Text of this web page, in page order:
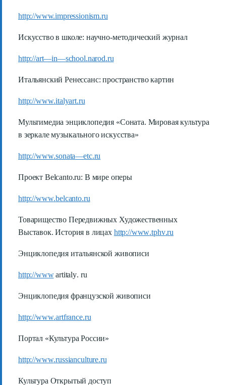
http://www.impressionism.ru
Искусство в школе: научно-методический журнал
http://art—in—school.narod.ru
Итальянский Ренессанс: пространство картин
http://www.italyart.ru
Мультимедиа энциклопедия «Соната. Мировая культура
в зеркале музыкального искусства»
http://www.sonata—etc.ru
Проект Belcanto.ru: В мире оперы
http://www.belcanto.ru
Товарищество Передвижных Художественных
Выставок. История в лицах http://www.tphv.ru
Энциклопедия итальянской живописи
http://www artitaly. ru
Энциклопедия французской живописи
http://www.artfrance.ru
Портал «Культура России»
http://www.russianculture.ru
Культура Открытый доступ